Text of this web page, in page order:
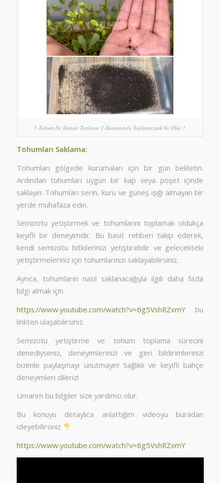
1-Tohum Ne Zaman Toplanır 2-Zamanında Toplamazsak Ne Olur ?
Tohumları Saklama:
Tohumları gölgede kurumaları için bir gün bekletin.
Ardından tohumları uygun bir kap veya poşet içinde
saklayın. Tohumları serin, kuru ve güneş ışığı almayan bir
yerde muhafaza edin.
Semizotu yetiştirmek ve tohumlarını toplamak oldukça
keyifli bir deneyimdir. Bu basit rehberi takip ederek,
kendi semizotu bitkilerinizi yetiştirebilir ve gelecekteki
yetiştirmeleriniz için tohumlarınızı saklayabilirsiniz.
Ayrıca, tohumların nasıl saklanacağıyla ilgili daha fazla
bilgi almak için
https://www.youtube.com/watch?v=6g5VshRZxmYbu
linkten ulaşabilirsiniz.
Semizotu yetiştirme ve tohum toplama sürecini
denediyseniz, deneyimlerinizi ve geri bildirimlerinizi
bizimle paylaşmayı unutmayın! Sağlıklı ve keyifli bahçe
deneyimleri dileriz!
Umarım bu bilgiler size yardımcı olur.
Bu konuyu detaylıca anlattığım videoyu buradan
izleyebilirsiniz
https://www.youtube.com/watch?v=6g5VshRZxmY